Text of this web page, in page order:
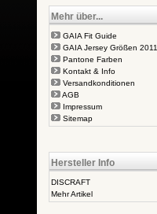
Mehr über...
GAIA Fit Guide
GAIA Jersey Größen 2011
Pantone Farben
Kontakt & Info
Versandkonditionen
AGB
Impressum
Sitemap
Hersteller Info
DISCRAFT
Mehr Artikel